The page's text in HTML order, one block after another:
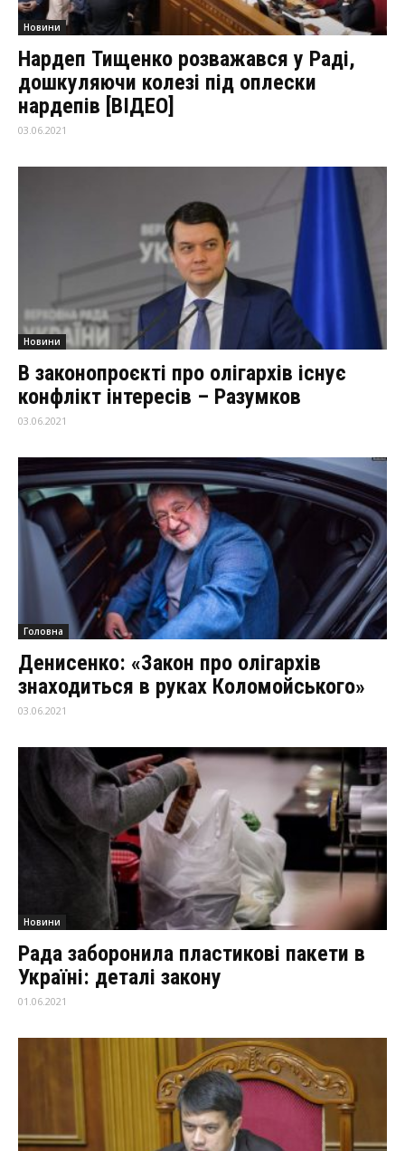
Новини
Нардеп Тищенко розважався у Раді,
дошкуляючи колезі під оплески
нардепів [ВІДЕО]
03.06.2021
Новини
В законопроєкті про олігархів існує
конфлікт інтересів – Разумков
03.06.2021
Головна
Денисенко: «Закон про олігархів
знаходиться в руках Коломойського»
03.06.2021
Новини
Рада заборонила пластикові пакети в
Україні: деталі закону
01.06.2021